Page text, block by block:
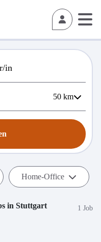
50 km
Home-Office
in Stuttgart 1 Job